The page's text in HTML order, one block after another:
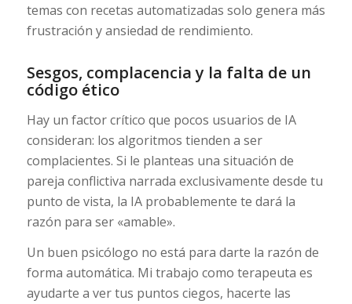
temas con recetas automatizadas solo genera más
frustración y ansiedad de rendimiento.
Sesgos, complacencia y la falta de un
código ético
Hay un factor crítico que pocos usuarios de IA
consideran: los algoritmos tienden a ser
complacientes. Si le planteas una situación de
pareja conflictiva narrada exclusivamente desde tu
punto de vista, la IA probablemente te dará la
razón para ser «amable».
Un buen psicólogo no está para darte la razón de
forma automática. Mi trabajo como terapeuta es
ayudarte a ver tus puntos ciegos, hacerte las